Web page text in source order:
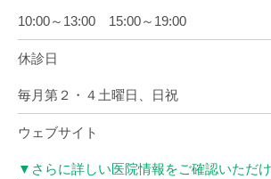
10:00～13:00 15:00～19:00
休診日
毎月第２・４土曜日、日祝
ウェブサイト
▼さらに詳しい医院情報をご確認いただ